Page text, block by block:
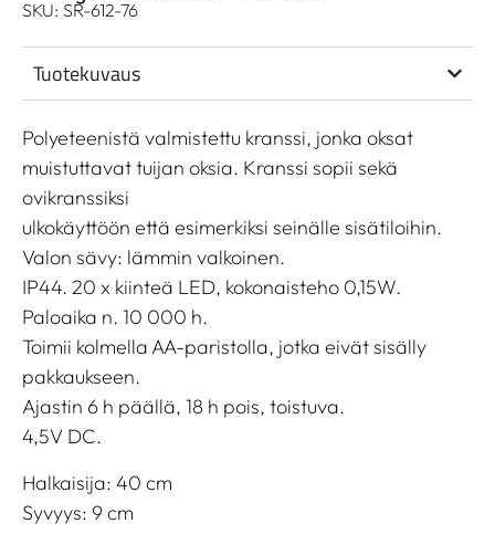
SKU: SR-612-76
Tuotekuvaus
Polyeteenistä valmistettu kranssi, jonka oksat
muistuttavat tuijan oksia. Kranssi sopii sekä
ovikranssiksi
ulkokäyttöön että esimerkiksi seinälle sisätiloihin.
Valon sävy: lämmin valkoinen.
IP44. 20 x kiinteä LED, kokonaisteho 0,15W.
Paloaika n. 10 000 h.
Toimii kolmella AA-paristolla, jotka eivät sisälly
pakkaukseen.
Ajastin 6 h päällä, 18 h pois, toistuva.
4,5V DC.
Halkaisija: 40 cm
Syvyys: 9 cm